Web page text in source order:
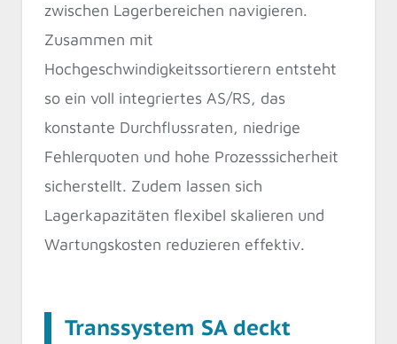
zwischen Lagerbereichen navigieren.
Zusammen mit
Hochgeschwindigkeitssortierern entsteht
so ein voll integriertes AS/RS, das
konstante Durchflussraten, niedrige
Fehlerquoten und hohe Prozesssicherheit
sicherstellt. Zudem lassen sich
Lagerkapazitäten flexibel skalieren und
Wartungskosten reduzieren effektiv.
Transsystem SA deckt